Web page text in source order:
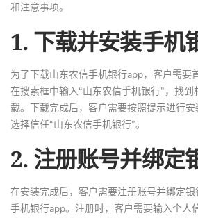
和注意事项。
1. 下载并安装手机
为了下载山东农信手机银行app，客户需要
在搜索框中输入“山东农信手机银行”，找
载。下载完成后，客户需要按照提示进行
选择信任“山东农信手机银行”。
2. 注册账号并绑定
在安装完成后，客户需要注册账号并绑定
手机银行app。注册时，客户需要输入个人